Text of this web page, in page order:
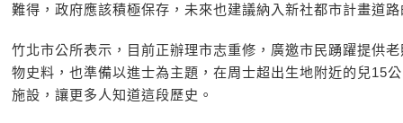
難得，政府應該積極保存，未來也建議納入新社都市計畫道
竹北市公所表示，目前正辦理市志重修，廣邀市民踴躍提供
物史料，也準備以進士為主題，在周士超出生地附近的兒15
施設，讓更多人知道這段歷史。